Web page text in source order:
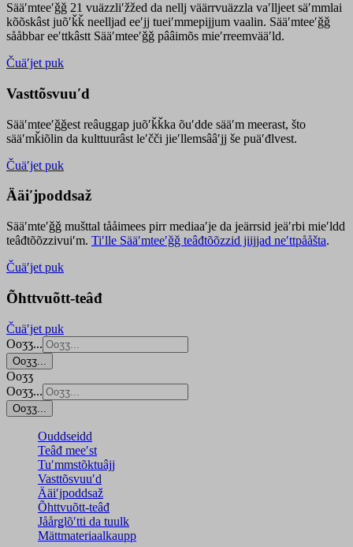
Sääʹmteeʹǧǧ 21 vuäzzliʹžžed da nellj väärrvuäzzla vaʹlljeet säʹmmlai
kõõskâst juõʹǩǩ neelljad eeʹjj tueiʹmmepijjum vaalin. Sääʹmteeʹǧǧ
sååbbar eeʹttkâstt Sääʹmteeʹǧǧ pââimõs mieʹrreemvääʹld.
Čuäʹjet puk
Vasttõsvuuʹd
Sääʹmteeʹǧǧest reâuggap juõʹǩǩka õuʹdde sääʹm meerast, što
sääʹmǩiõlin da kulttuurâst leʹčči jieʹllemsââʹjj še puäʹđlvest.
Čuäʹjet puk
Ääiʹjpoddsaž
Sääʹmteʹǧǧ mušttal tååimees pirr mediaaʹje da jeärrsid jeäʹrbi mieʹldd
teâđtõõzzivuiʹm. Tiʹlle Sääʹmteeʹǧǧ teâđtõõzzid jiijjad neʹttpååšta.
Čuäʹjet puk
Õhttvuõtt-teâđ
Čuäʹjet puk
Ooʒʒ...
Ooʒʒ...
Ooʒʒ
Ooʒʒ...
Ooʒʒ...
Ouddseidd
Teâđ meeʹst
Tuʹmmstõktuâjj
Vasttõsvuuʹd
Ääiʹjpoddsaž
Õhttvuõtt-teâđ
Jåårǥlõʹtti da tuulk
Mättmateriaalkaupp